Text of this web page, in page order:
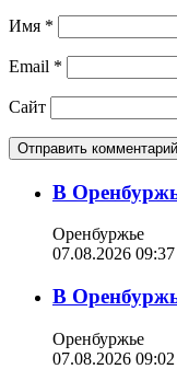
Имя *
Email *
Сайт
В
Оренбуржье
07.08.2026 09:37
В
Оренбуржье
07.08.2026 09:02